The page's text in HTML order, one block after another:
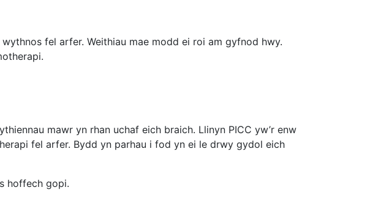
fel arfer. Weithiau mae modd ei roi am gyfnod hwy.
mawr yn rhan uchaf eich braich. Llinyn PICC yw’r enw
fel arfer. Bydd yn parhau i fod yn ei le drwy gydol eich
hoffech gopi.